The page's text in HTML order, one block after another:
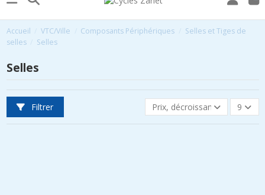
Accueil VTC/Ville Composants Périphériques
Selles et Tiges de
selles
Selles
Selles
Filtrer Prix, décroissant 9